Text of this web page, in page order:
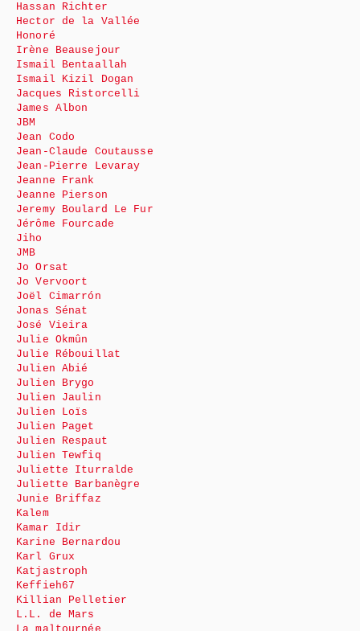
Hassan Richter
Hector de la Vallée
Honoré
Irène Beausejour
Ismail Bentaallah
Ismail Kizil Dogan
Jacques Ristorcelli
James Albon
JBM
Jean Codo
Jean-Claude Coutausse
Jean-Pierre Levaray
Jeanne Frank
Jeanne Pierson
Jeremy Boulard Le Fur
Jérôme Fourcade
Jiho
JMB
Jo Orsat
Jo Vervoort
Joël Cimarrón
Jonas Sénat
José Vieira
Julie Okmûn
Julie Rébouillat
Julien Abié
Julien Brygo
Julien Jaulin
Julien Loïs
Julien Paget
Julien Respaut
Julien Tewfiq
Juliette Iturralde
Juliette Barbanègre
Junie Briffaz
Kalem
Kamar Idir
Karine Bernardou
Karl Grux
Katjastroph
Keffieh67
Killian Pelletier
L.L. de Mars